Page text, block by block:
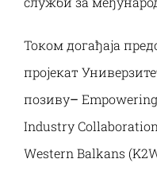
Током догађаја
пројекат
позиву–
Industry
Western Balkans